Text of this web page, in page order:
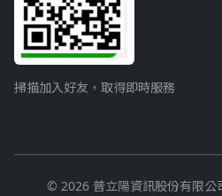
掃描加入好友，取得即時服務
© 2026 普立陽資訊股份有限